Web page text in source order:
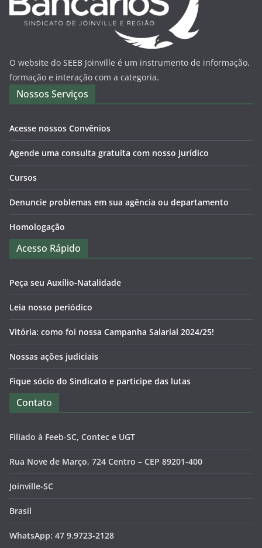
O website do SEEB Joinville é um instrumento de informação,
formação e interação com a categoria.
Nossos Serviços
Acesse nossos Convênios
Agende uma consulta gratuita com nosso Jurídico
Cursos
Denuncie problemas em sua agência ou departamento
Homologação
Acesso Rápido
Peça seu Auxílio-Natalidade
Leia nosso periódico
Vitória: como foi nossa Campanha Salarial 2024/25!
Nossas ações judiciais
Fique sócio do Sindicato e participe das lutas
Contato
Filiado à Feeb-SC, Contec e UGT
Rua Nove de Março, 724 Centro – CEP 89201-400
Joinville-SC
Brasil
WhatsApp: 47 9.9723-2128